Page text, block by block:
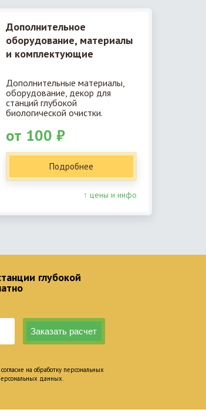
Дополнительное
оборудование, материалы
и комплектующие
Дополнительные материалы,
оборудование, декор для
станций глубокой
биологической очистки.
от 100 ₽
Подробнее
↑ цены и инфо
глубокой
на обработку персональных
данных.